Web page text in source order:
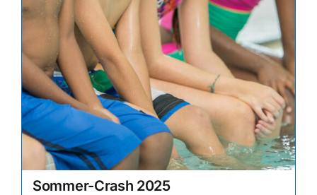
gewählt
werden
Sommer-Crash 2025